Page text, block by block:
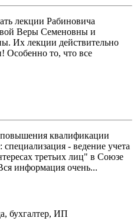
лекции Рабиновича
Веры Семеновны и
Их лекции действительно
Особенно то, что все
квалификации
- ведение учета
третьих лиц" в Союзе
информация очень...
бухгалтер, ИП